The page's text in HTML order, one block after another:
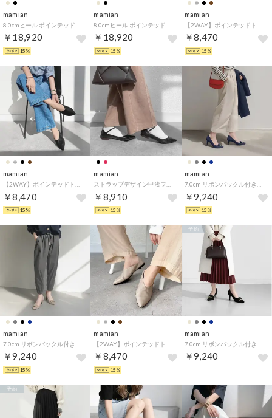
mamian
￥18,920
15%
mamian
￥18,920
15%
mamian
￥8,470
15%
mamian
￥8,470
15%
mamian
￥8,910
15%
mamian
￥9,240
15%
mamian
￥9,240
15%
mamian
￥8,470
15%
mamian
￥9,240
予約
予約